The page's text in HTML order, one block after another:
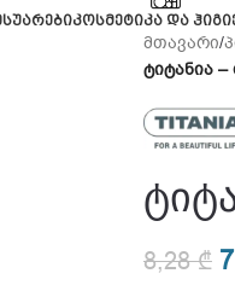
ᲙᲝᲡᲛᲔᲢᲘᲙᲐ ᲓᲐ
მთავარი/
ტიტანია
8,28₾